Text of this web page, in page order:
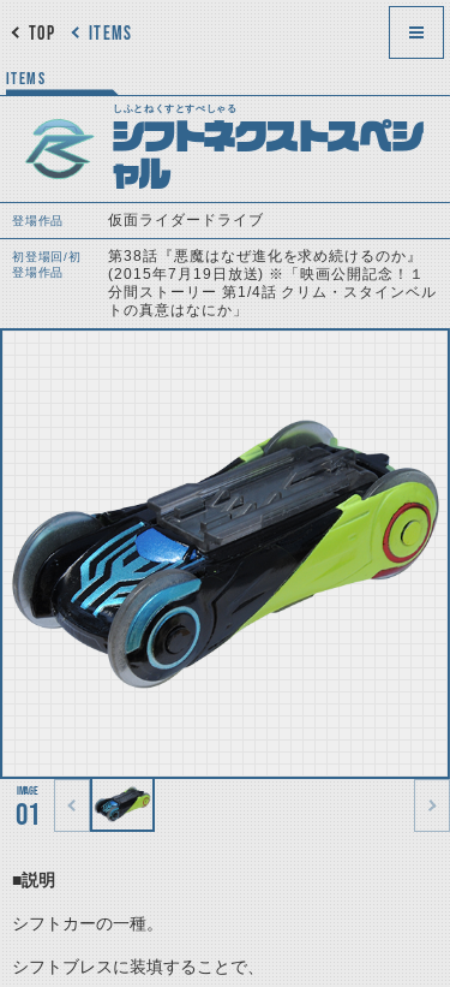
ITEMS
TOP
ITEMS
しふとねくすとすぺしゃる
シフトネクストスペシ
ャル
登場作品 仮面ライダードライブ
初登場回/初
登場作品
第38話『悪魔はなぜ進化を求め続けるのか』
(2015年7月19日放送) ※「映画公開記念！１
分間ストーリー 第1/4話 クリム・スタインベル
トの真意はなにか」
01
■説明
シフトカーの一種。
シフトブレスに装填することで、